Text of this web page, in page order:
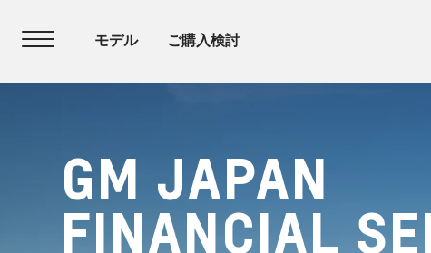
GM JAPAN
FINANCIAL